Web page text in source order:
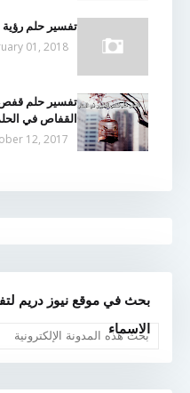
تفسير حلم
01, 2018
تفسير حلم قفص
القفاص في
12, 2017
بحث في موقع نيوز دريم
الاسماء